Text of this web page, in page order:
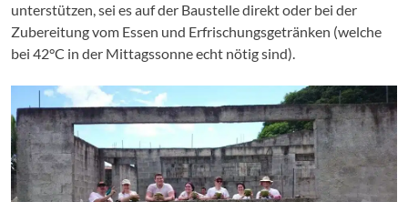
unterstützen, sei es auf der Baustelle direkt oder bei der
Zubereitung vom Essen und Erfrischungsgetränken (welche
bei 42°C in der Mittagssonne echt nötig sind).